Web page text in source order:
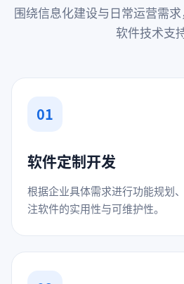
围绕信息化建设与日常运营需
软件技术支持
01
软件定制开发
根据企业具体需求进行功能规划
注软件的实用性与可维护性。